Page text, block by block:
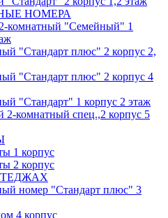
НОМЕРА
комнатный "Семейный" 1
"Стандарт плюс" 2 корпус 2,
"Стандарт плюс" 2 корпус 4
"Стандарт" 1 корпус 2 этаж
2-комнатный спец.,2 корпус 5
1 корпус
2 корпус
номер "Стандарт плюс" 3
4 корпус